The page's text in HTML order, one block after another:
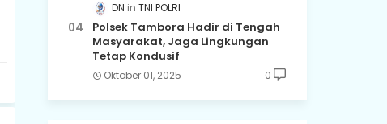
DN TNI POLRI
Polsek Tambora Hadir di Tengah
Masyarakat, Jaga Lingkungan
Tetap Kondusif
Oktober 01, 2025 0